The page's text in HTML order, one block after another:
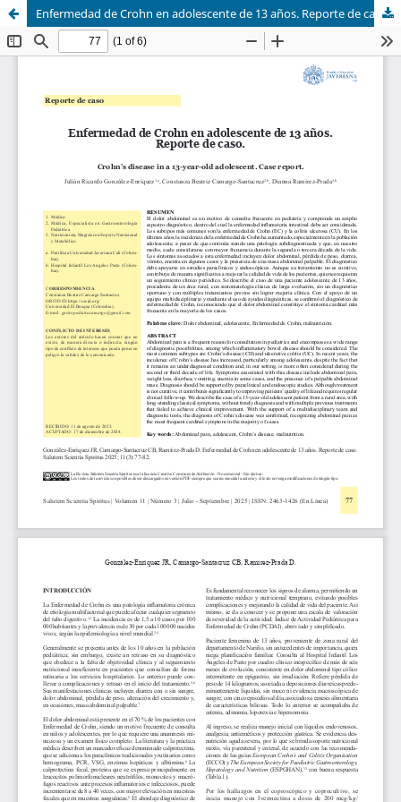
Enfermedad de Crohn en adolescente de 13 años. Reporte de caso.